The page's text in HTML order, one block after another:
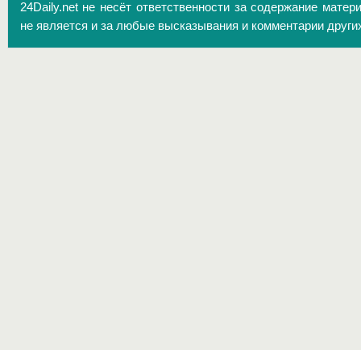
24Daily.net не несёт ответственности за содержание
не является и за любые высказывания и комментарии